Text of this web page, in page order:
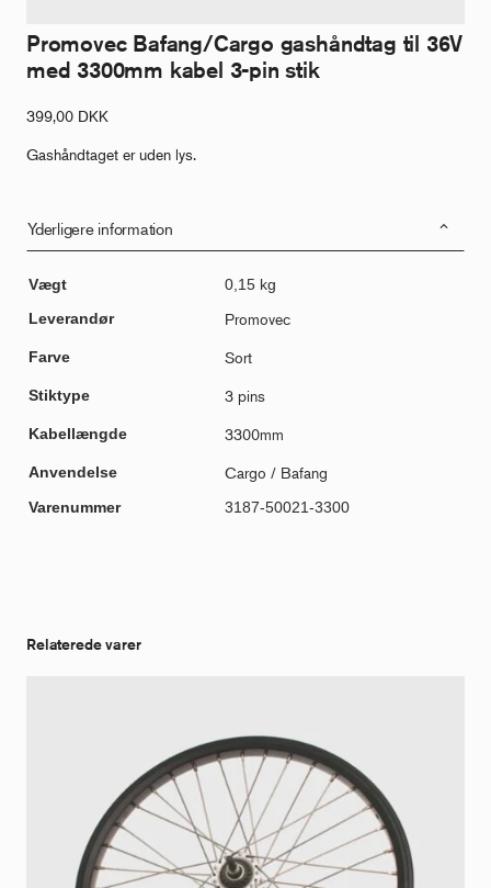
Promovec Bafang/Cargo gashåndtag til 36V
med 3300mm kabel 3-pin stik
399,00 DKK
Gashåndtaget er uden lys.
Yderligere information
Vægt
0,15 kg
Leverandør
Promovec
Farve Sort
Stiktype 3 pins
Kabellængde 3300mm
Anvendelse Cargo / Bafang
Varenummer 3187-50021-3300
Relaterede varer